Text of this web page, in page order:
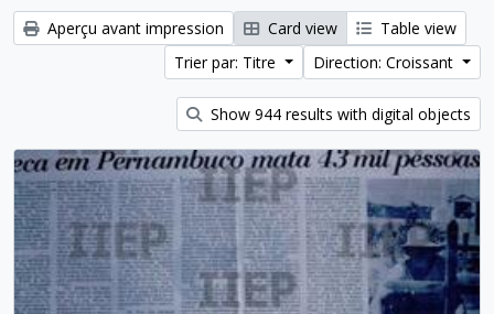
Aperçu avant impression Card view
Table view
Trier par: Titre
Direction: Croissant
Show 944 results with digital objects